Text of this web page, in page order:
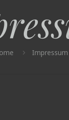
Impressum